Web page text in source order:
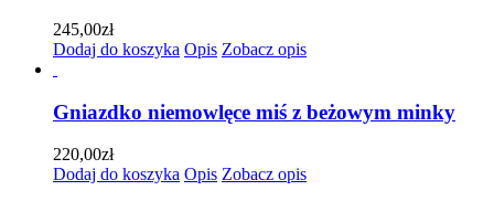
245,00zł
Dodaj do koszyka Opis Zobacz opis
Gniazdko niemowlęce miś z beżowym minky
220,00zł
Dodaj do koszyka Opis Zobacz opis